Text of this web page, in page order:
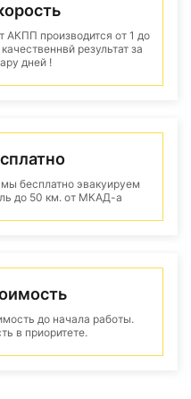
АКПП производится от 1 до
результат за
дней !
бесплатно эвакуируем
до 50 км. от МКАД-а
до начала работы.
в приоритете.